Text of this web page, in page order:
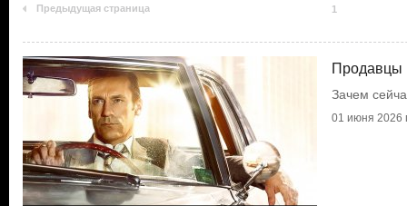
Предыдущая страница 1
Продавцы
Зачем
01 июня 2026